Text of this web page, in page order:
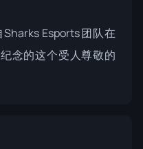
Esports团队在
念的这个受人尊敬的